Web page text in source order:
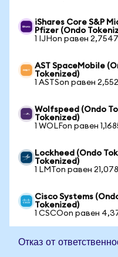
iShares Core S&P
Pfizer (Ondo
1 IJHon равен
AST SpaceMobile
Tokenized)
1 ASTSon равен
Wolfspeed (Ondo
Tokenized)
1 WOLFon равен
Lockheed (Ondo
Tokenized)
1 LMTon равен
Cisco Systems
Tokenized)
1 CSCOon равен
Отказ от